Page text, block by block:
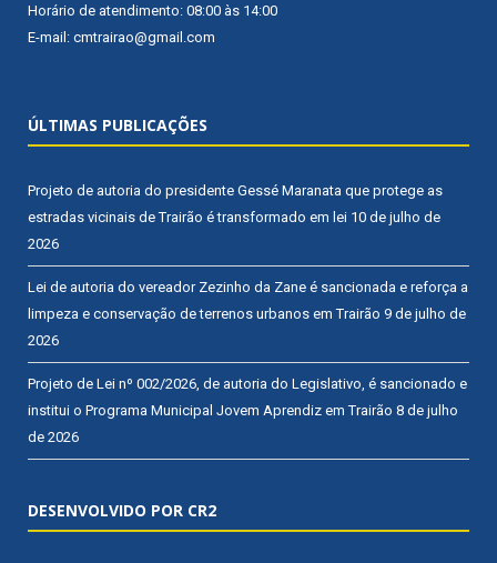
Horário de atendimento: 08:00 às 14:00
E-mail: cmtrairao@gmail.com
ÚLTIMAS PUBLICAÇÕES
Projeto de autoria do presidente Gessé Maranata que protege as
estradas vicinais de Trairão é transformado em lei 10 de julho de
2026
Lei de autoria do vereador Zezinho da Zane é sancionada e reforça a
limpeza e conservação de terrenos urbanos em Trairão 9 de julho de
2026
Projeto de Lei nº 002/2026, de autoria do Legislativo, é sancionado e
institui o Programa Municipal Jovem Aprendiz em Trairão 8 de julho
de 2026
DESENVOLVIDO POR CR2